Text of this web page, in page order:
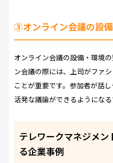
③オンライン会議の設
オンライン会議の設備・環境
ン会議の際には、上司がファ
ことが重要です。参加者が話
活発な議論ができるようになる
テレワークマネジメ
る企業事例